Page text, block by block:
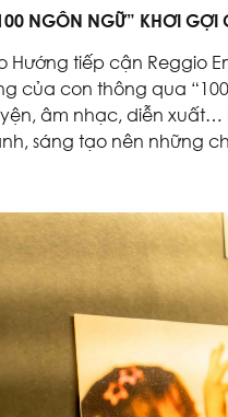
NGÔN NGỮ” KHƠI GỢI
Hướng tiếp cận Reggio
của con thông qua
âm nhạc, diễn xuất…
sáng tạo nên những